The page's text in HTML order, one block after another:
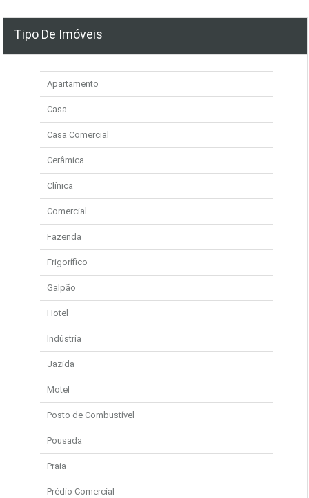
Tipo De Imóveis
Apartamento
Casa
Casa Comercial
Cerâmica
Clínica
Comercial
Fazenda
Frigorífico
Galpão
Hotel
Indústria
Jazida
Motel
Posto de Combustível
Pousada
Praia
Prédio Comercial